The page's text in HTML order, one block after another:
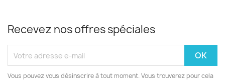
Recevez nos offres spéciales
Vous pouvez vous désinscrire à tout moment. Vous trouverez pour cela